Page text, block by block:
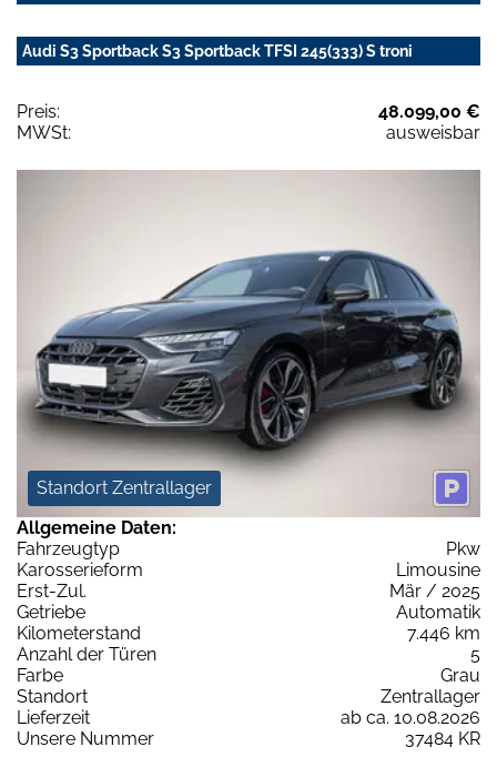
Audi S3 Sportback S3 Sportback TFSI 245(333) S troni
Preis:
48.099,00 €
MWSt:
ausweisbar
Standort Zentrallager
Allgemeine Daten:
Fahrzeugtyp
Pkw
Karosserieform
Limousine
Erst-Zul.
Mär / 2025
Getriebe
Automatik
Kilometerstand
7.446 km
Anzahl der Türen
5
Farbe
Grau
Standort
Zentrallager
Lieferzeit
ab ca. 10.08.2026
Unsere Nummer
37484 KR